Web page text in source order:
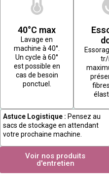
40°C max
Lavage en
machine à 40°.
Un cycle à 60°
est possible en
cas de besoin
ponctuel.
tr/
Astuce Logistique : Pensez au
sacs de stockage en attendant
votre prochaine machine.
Voir nos produits
d'entretien